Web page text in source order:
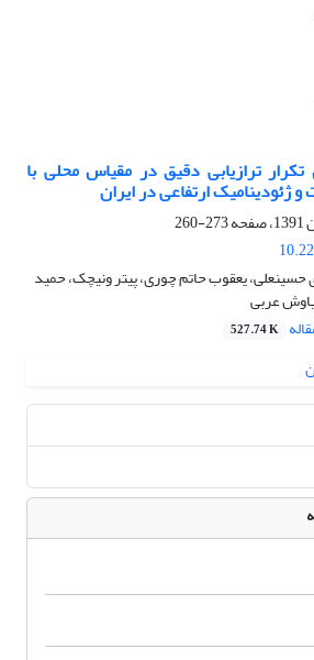
ترازیابی دقیق در مقیاس محلی با
ارتفاعی در ایران
273-260
یعقوب حاتم چوری، پیتر ونیچک، حمید
عربی
527.74 K